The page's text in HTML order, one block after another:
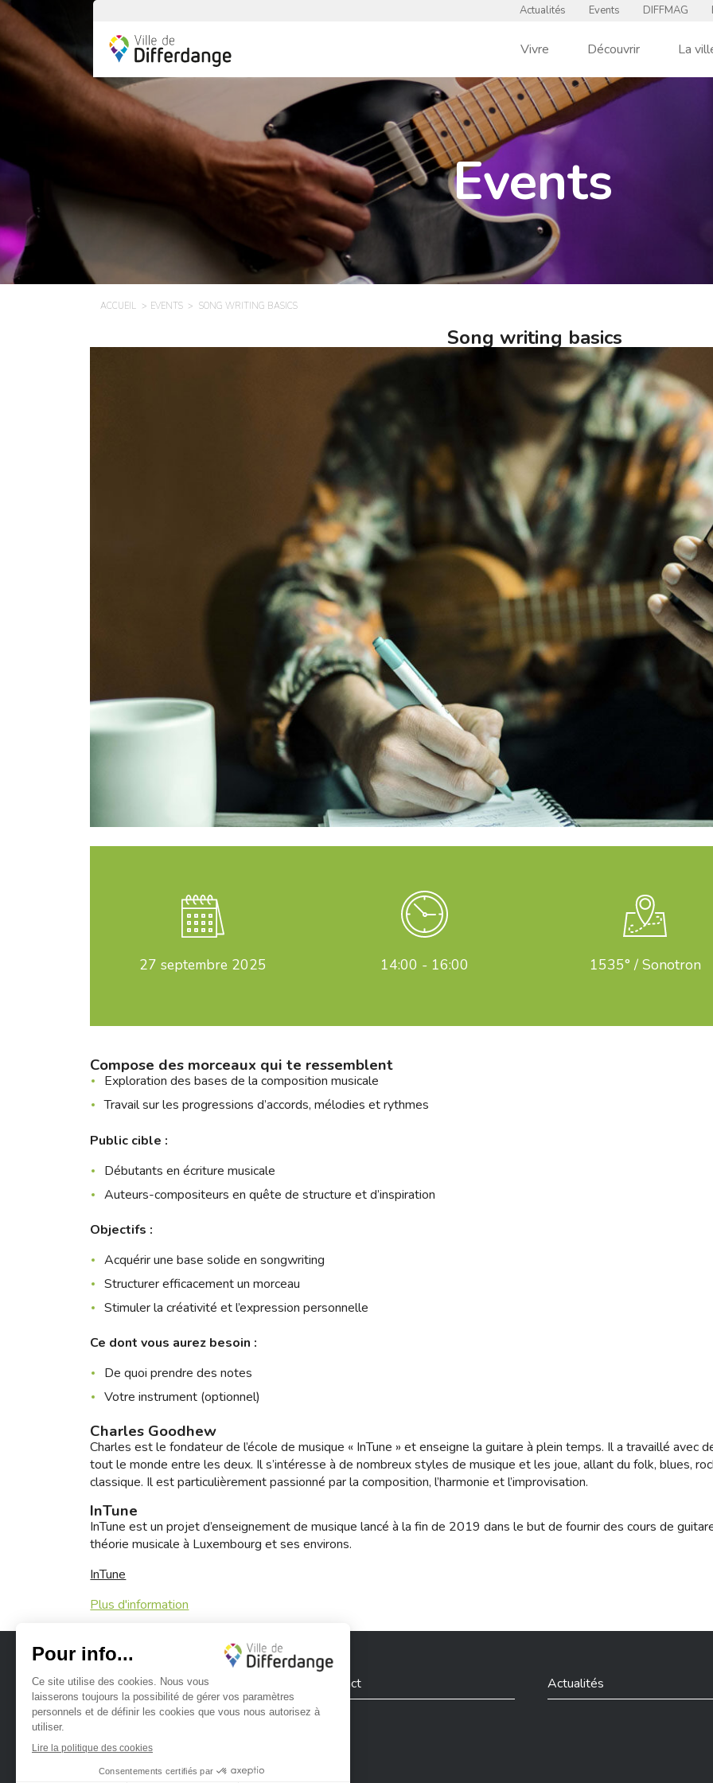
Actualités Events DIFFMAG
Vivre Découvrir La
Events
ACCUEIL EVENTS SONG WRITING BASICS
Song writing basics
27 septembre 2025 14:00 - 16:00 1535° / Sonotron
Compose des morceaux qui te ressemblent
Exploration des bases de la composition musicale
Travail sur les progressions d’accords, mélodies et rythmes
Public cible :
Débutants en écriture musicale
Auteurs-compositeurs en quête de structure et d’inspiration
Objectifs :
Acquérir une base solide en songwriting
Structurer efficacement un morceau
Stimuler la créativité et l’expression personnelle
Ce dont vous aurez besoin :
De quoi prendre des notes
Votre instrument (optionnel)
Charles Goodhew
Charles est le fondateur de l’école de musique « InTune » et enseigne la guitare à plein temps. Il a travaillé
tout le monde entre les deux. Il s’intéresse à de nombreux styles de musique et les joue, allant du folk, blues,
classique. Il est particulièrement passionné par la composition, l’harmonie et l’improvisation.
InTune
InTune est un projet d’enseignement de musique lancé à la fin de 2019 dans le but de fournir des cours de
théorie musicale à Luxembourg et ses environs.
InTune
Plus d'information
Ville de Differdange sur Facebook
Ville de Differdange sur Instagram
Ville de Differdange sur YouTube
Contact Actualités